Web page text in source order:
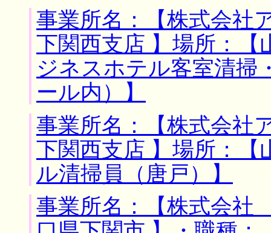
事業所名：【株式会
下関西支店 】場所：【
ジネスホテル客室清掃
ール内）】
事業所名：【株式会
下関西支店 】場所：【
ル清掃員（唐戸）】
事業所名：【株式会社